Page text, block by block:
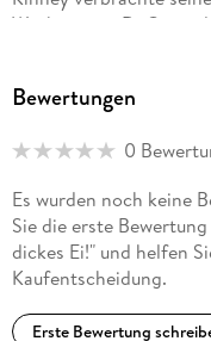
Washington, D. C. ,
Bewertungen
0
Es wurden noch keine
Sie die erste
dickes Ei!" und helfen
Kaufentscheidung.
Erste Bewertung